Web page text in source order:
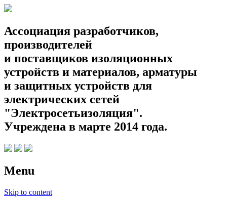
Ассоциация разработчиков,
производителей
и поставщиков изоляционных
устройств и материалов, арматуры
и защитных устройств для
электрических сетей
"Электросетьизоляция".
Учреждена в марте 2014 года.
Menu
Skip to content